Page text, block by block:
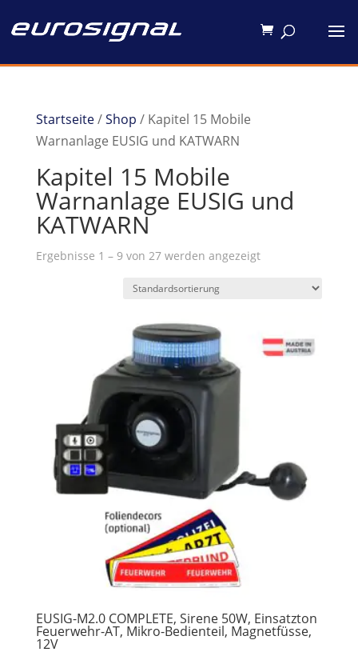
Startseite/Shop / Kapitel 15 Mobile
Warnanlage EUSIG und KATWARN
Kapitel 15 Mobile
Warnanlage EUSIG und
KATWARN
Ergebnisse 1 – 9 von 27 werden angezeigt
EUSIG-M2.0 COMPLETE, Sirene 50W, Einsatzton
Feuerwehr-AT, Mikro-Bedienteil, Magnetfüsse,
12V